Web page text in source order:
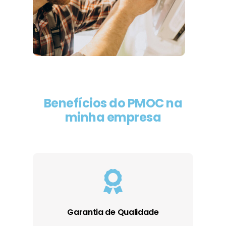
Benefícios do PMOC na
minha empresa
Garantia de Qualidade